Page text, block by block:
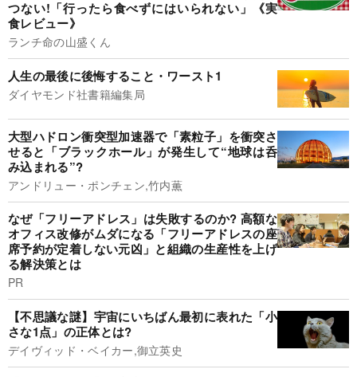
つない!「行ったら食べずにはいられない」《実
食レビュー》
ランチ命の山盛くん
人生の最後に後悔すること・ワースト1
ダイヤモンド社書籍編集局
大型ハドロン衝突型加速器で「素粒子」を衝突さ
せると「ブラックホール」が発生して“地球は呑
み込まれる”?
アンドリュー・ポンチェン,竹内薫
なぜ「フリーアドレス」は失敗するのか? 高額な
オフィス改修がムダになる「フリーアドレスの座
席予約が定着しない元凶」と組織の生産性を上げ
る解決策とは
PR
【不思議な謎】宇宙にいちばん最初に表れた「小
さな1点」の正体とは?
デイヴィッド・ベイカー,御立英史